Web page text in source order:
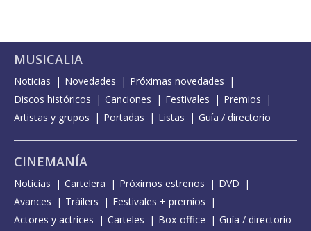
MUSICALIA
Noticias Novedades
Próximas novedades
Discos históricos
Canciones Festivales
Premios
Artistas y grupos
Portadas Listas Guía / directorio
CINEMANÍA
Noticias Cartelera Próximos estrenos
DVD
Avances
Tráilers
Festivales + premios
Actores y actrices
Carteles Box-office Guía / directorio